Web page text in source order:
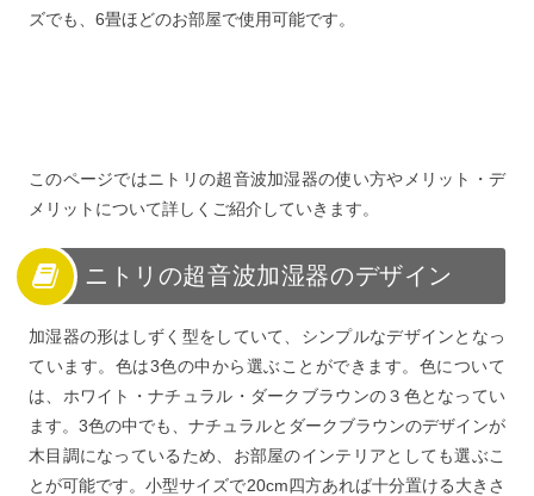
ズでも、6畳ほどのお部屋で使用可能です。
このページではニトリの超音波加湿器の使い方やメリット・デ
メリットについて詳しくご紹介していきます。
ニトリの超音波加湿器のデザイン
加湿器の形はしずく型をしていて、シンプルなデザインとなっ
ています。色は3色の中から選ぶことができます。色について
は、ホワイト・ナチュラル・ダークブラウンの３色となってい
ます。3色の中でも、ナチュラルとダークブラウンのデザインが
木目調になっているため、お部屋のインテリアとしても選ぶこ
とが可能です。小型サイズで20cm四方あれば十分置ける大きさ